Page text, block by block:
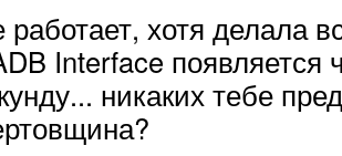
работает, хотя делала
Interface появляется
никаких тебе